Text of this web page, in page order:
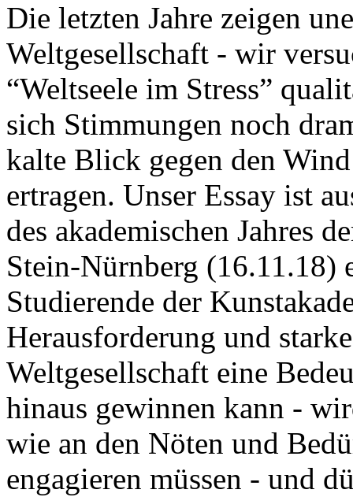
Die letzten Jahre zeigen
Weltgesellschaft - wir
“Weltseele im Stress”
sich Stimmungen noch
kalte Blick gegen den
ertragen. Unser Essay ist
des akademischen Jahres
Stein-Nürnberg (16.11.18)
Studierende der
Herausforderung und
Weltgesellschaft eine
hinaus gewinnen kann -
wie an den Nöten und
engagieren müssen - und